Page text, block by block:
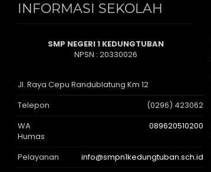
INFORMASI SEKOLAH
SMP NEGERI 1 KEDUNGTUBAN
NPSN : 20330026
Jl. Raya Cepu Randublatung Km 12
Telepon
(0296) 423062
WA
Humas
089620510200
Pelayanan
info@smpn1kedungtuban.sch.id